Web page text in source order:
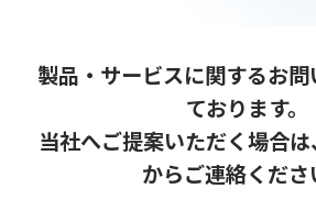
製品・サービスに関するお
ております。
当社へご提案いただく場合は
からご連絡くださ